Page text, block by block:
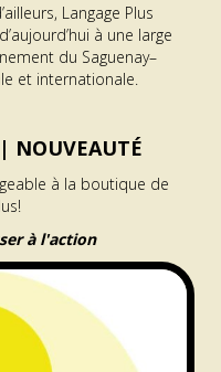
Langage Plus
à une large
du Saguenay–
et internationale.
NOUVEAUTÉ
à la boutique de
à l'action